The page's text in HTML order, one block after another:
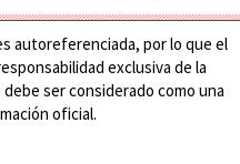
autoreferenciada, por lo que el
exclusiva de la
ser considerado como una
oficial.